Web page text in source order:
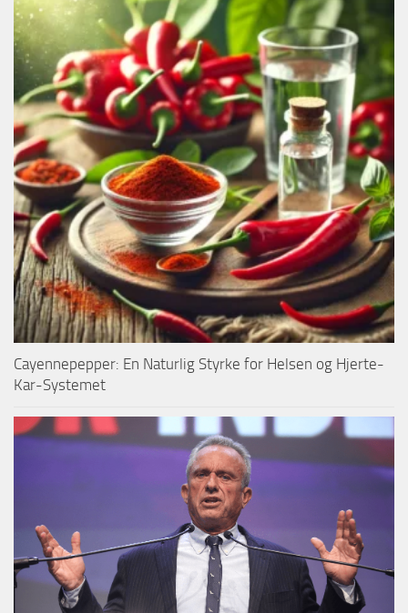
Cayennepepper: En Naturlig Styrke for Helsen og Hjerte-
Kar-Systemet